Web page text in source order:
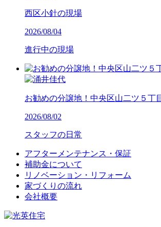
西区小針の現場
2026/08/04
進行中の現場
お勧めの分譲地！中央区山二ツ５丁
2026/08/02
スタッフの日常
アフターメンテナンス・保証
補助金について
リノベーション・リフォーム
家づくりの流れ
会社概要